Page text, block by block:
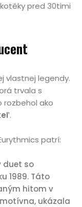
pred 30timi
vlastnej legendy.
trvala s
rozbehol ako
.
patrí:
duet so
1989. Táto
hitom v
ukázala